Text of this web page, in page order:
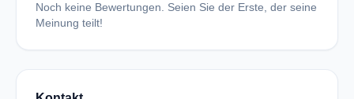
Noch keine Bewertungen. Seien Sie der Erste, der seine
Meinung teilt!